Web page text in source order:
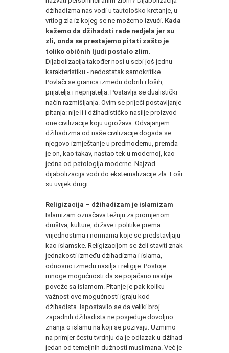
džihadizma nas vodi u tautološko kretanje, u
vrtlog zla iz kojeg se ne možemo izvući. Kada
kažemo da džihadsti rade nedjela jer su
zli, onda se prestajemo pitati zašto je
toliko običnih ljudi postalo zlim
Dijabolizacija također nosi u sebi još jednu
karakteristiku - nedostatak samokritike.
Povlači se granica između dobrih i loših,
prijatelja i neprijatelja. Postavlja se dualistički
način razmišljanja. Ovim se priječi postavljanje
pitanja: nije li i džihadističko nasilje proizvod
one civilizacije koju ugrožava. Odvajanjem
džihadizma od naše civilizacije događa se
njegovo izmještanje u predmodernu, premda
je on, kao takav, nastao tek u modernoj, kao
jedna od patologija moderne. Najzad
dijabolizacija vodi do eksternalizacije zla. Loši
su uvijek drugi.
Religizacija – džihadizam je islamizam
Islamizam označava težnju za promjenom
društva, kulture, države i politike prema
vrijednostima i normama koje se predstavljaju
kao islamske. Religizacijom se želi staviti znak
jednakosti između džihadizma i islama,
odnosno između nasilja i religije. Postoje
mnoge mogućnosti da se pojačano nasilje
poveže sa islamom. Pitanje je pak koliku
važnost ove mogućnosti igraju kod
džihadista. Ispostavilo se da veliki broj
zapadnih džihadista ne posjeduje dovoljno
znanja o islamu na koji se pozivaju. Uzmimo
na primjer čestu tvrdnju da je odlazak u džihad
jedan od temeljnih dužnosti muslimana. Već je